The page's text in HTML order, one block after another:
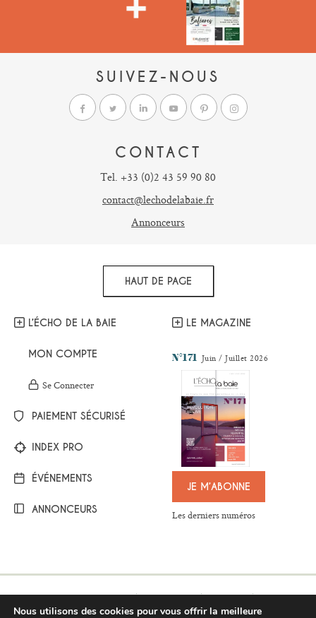
SUIVEZ-NOUS
CONTACT
Tel. +33 (0)2 43 59 90 80
contact@lechodelabaie.fr
Annonceurs
HAUT DE PAGE
L’ÉCHO DE LA BAIE
MON COMPTE
Se Connecter
PAIEMENT SÉCURISÉ
INDEX PRO
ÉVÉNEMENTS
ANNONCEURS
LE MAGAZINE
N°171 Juin / Juillet 2026
JE M’ABONNE
Les derniers numéros
Mentions légales Plan du site
Contact
Respect de la vie privée
Conditions générales de vente
Nous utilisons des cookies pour vous offrir la meilleure